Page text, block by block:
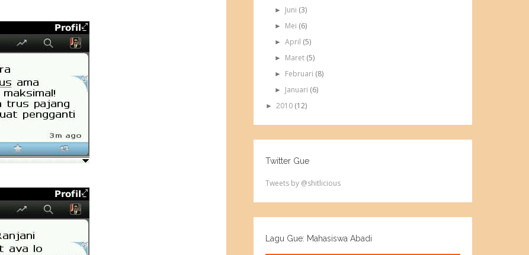
► Juni (3)
► Mei (6)
► April (5)
► Maret (5)
► Februari (8)
► Januari (6)
►2010 (12)
Twitter Gue
Tweets by @shitlicious
Lagu Gue: Mahasiswa Abadi